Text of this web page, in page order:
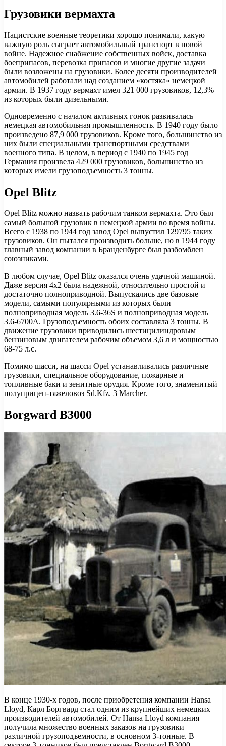
Грузовики вермахта
Нацистские военные теоретики хорошо понимали, какую
важную роль сыграет автомобильный транспорт в новой
войне. Надежное снабжение собственных войск, доставка
боеприпасов, перевозка припасов и многие другие задачи
были возложены на грузовики. Более десяти производителей
автомобилей работали над созданием «костяка» немецкой
армии. В 1937 году вермахт имел 321 000 грузовиков, 12,3%
из которых были дизельными.
Одновременно с началом активных гонок развивалась
немецкая автомобильная промышленность. В 1940 году было
произведено 87,9 000 грузовиков. Кроме того, большинство из
них были специальными транспортными средствами
военного типа. В целом, в период с 1940 по 1945 год
Германия произвела 429 000 грузовиков, большинство из
которых имели грузоподъемность 3 тонны.
Opel Blitz
Opel Blitz можно назвать рабочим танком вермахта. Это был
самый большой грузовик в немецкой армии во время войны.
Всего с 1938 по 1944 год завод Opel выпустил 129795 таких
грузовиков. Он пытался производить больше, но в 1944 году
главный завод компании в Бранденбурге был разбомблен
союзниками.
В любом случае, Opel Blitz оказался очень удачной машиной.
Даже версия 4х2 была надежной, относительно простой и
достаточно полноприводной. Выпускались две базовые
модели, самыми популярными из которых были
полноприводная модель 3.6-36S и полноприводная модель
3.6-6700A. Грузоподъемность обоих составляла 3 тонны. В
движение грузовики приводились шестицилиндровым
бензиновым двигателем рабочим объемом 3,6 л и мощностью
68-75 л.с.
Помимо шасси, на шасси Opel устанавливались различные
грузовики, специальное оборудование, пожарные и
топливные баки и зенитные орудия. Кроме того, знаменитый
полуприцеп-тяжеловоз Sd.Kfz. 3 Marcher.
Borgward B3000
В конце 1930-х годов, после приобретения компании Hansa
Lloyd, Карл Боргвард стал одним из крупнейших немецких
производителей автомобилей. От Hansa Lloyd компания
получила множество военных заказов на грузовики
различной грузоподъемности, в основном 3-тонные. В